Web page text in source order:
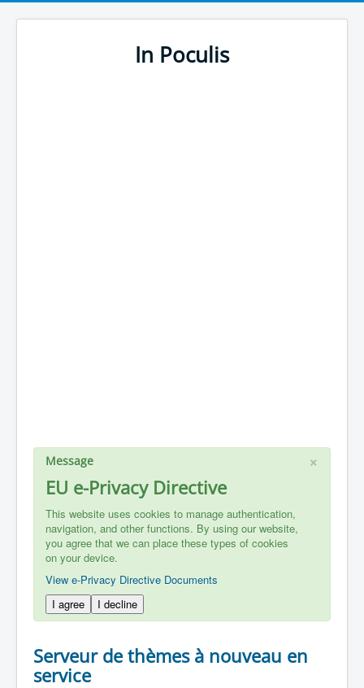
In Poculis
×
Message
EU e-Privacy Directive
This website uses cookies to manage authentication,
navigation, and other functions. By using our website,
you agree that we can place these types of cookies
on your device.
View e-Privacy Directive Documents
I agree
I decline
Serveur de thèmes à nouveau en
service